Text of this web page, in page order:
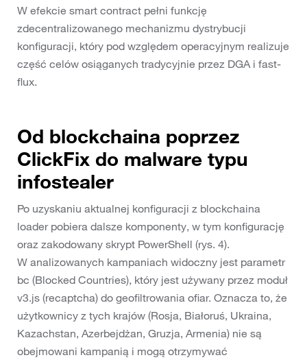
W efekcie smart contract pełni funkcję
zdecentralizowanego mechanizmu dystrybucji
konfiguracji, który pod względem operacyjnym realizuje
część celów osiąganych tradycyjnie przez DGA i fast-
flux.
Od blockchaina poprzez
ClickFix do malware typu
infostealer
Po uzyskaniu aktualnej konfiguracji z blockchaina
loader pobiera dalsze komponenty, w tym konfigurację
oraz zakodowany skrypt PowerShell (rys. 4).
W analizowanych kampaniach widoczny jest parametr
bc (Blocked Countries), który jest używany przez moduł
v3.js (recaptcha) do geofiltrowania ofiar. Oznacza to, że
użytkownicy z tych krajów (Rosja, Białoruś, Ukraina,
Kazachstan, Azerbejdżan, Gruzja, Armenia) nie są
obejmowani kampanią i mogą otrzymywać